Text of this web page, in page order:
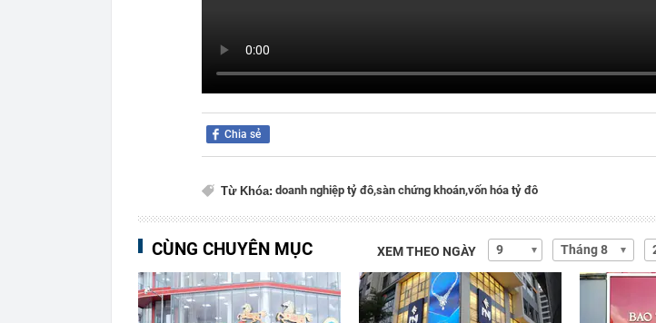
Chia sẻ
Từ Khóa: doanh nghiệp tỷ đô,sàn chứng khoán,vốn hóa tỷ đô
CÙNG CHUYÊN MỤC XEM THEO NGÀY